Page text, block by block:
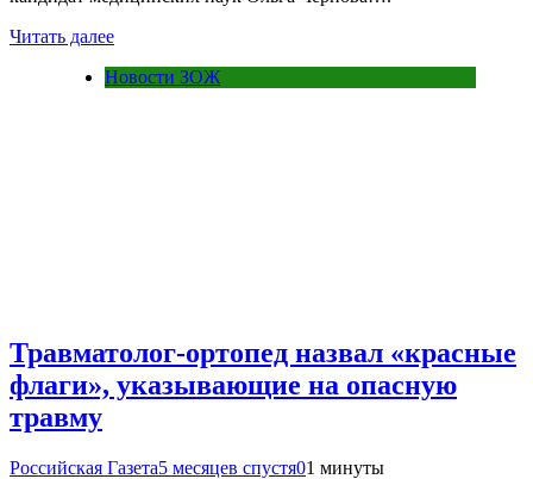
Читать далее
Новости ЗОЖ
Травматолог-ортопед назвал «красные
флаги», указывающие на опасную
травму
Российская Газета5 месяцев спустя01 минуты